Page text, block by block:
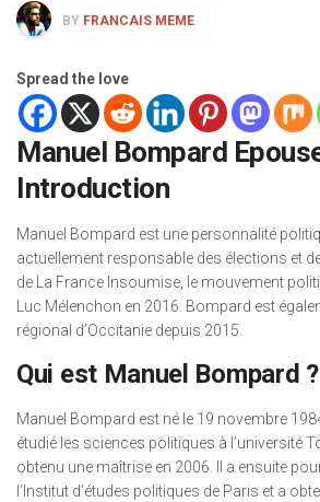
BY FRANCAIS MEME
Spread the love
Manuel Bompard
Introduction
Manuel Bompard est une personnalité
actuellement responsable des élections et
de La France Insoumise, le mouvement
Luc Mélenchon en 2016. Bompard est
régional d’Occitanie depuis 2015.
Qui est Manuel Bompard ?
Manuel Bompard est né le 19 novembre
étudié les sciences politiques à l’université
obtenu une maîtrise en 2006. Il a ensuite
l’Institut d’études politiques de Paris et a